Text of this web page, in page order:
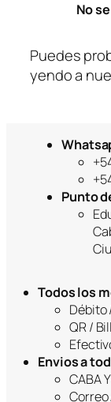
a
No
Puedes
yendo a
Punto
Todos los
Débito
QR /
Envios a
CABA